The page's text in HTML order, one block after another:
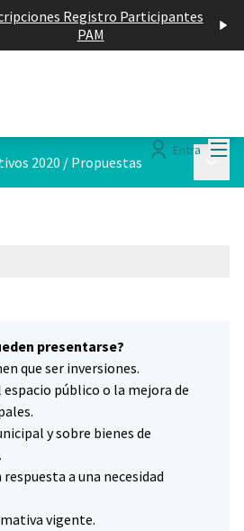
Registro Participantes
PAM
Entra
2020 / Propuestas
presentarse?
que ser inversiones.
público o la mejora de
y sobre bienes de
a una necesidad
vigente.